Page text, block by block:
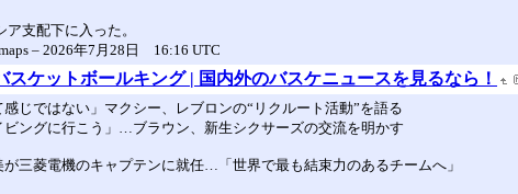
支配下に入った。
– 2026年7月28日 16:16 UTC
スケットボールキング | 国内外のバスケニュースを見るなら！
感じではない」マクシー、レブロンの“リクルート活動”を語る
ビングに行こう」…ブラウン、新生シクサーズの交流を明かす
三菱電機のキャプテンに就任…「世界で最も結束力のあるチームへ」